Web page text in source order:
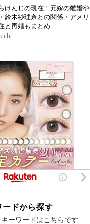
けんじの現在！元嫁の離婚や
鈴木紗理奈との関係・アメリ
と再婚もまとめ
ードから探す
ーワードはこちらです